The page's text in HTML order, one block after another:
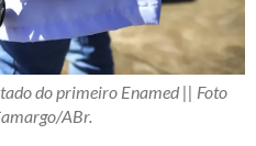
do primeiro Enamed || Foto
ABr.